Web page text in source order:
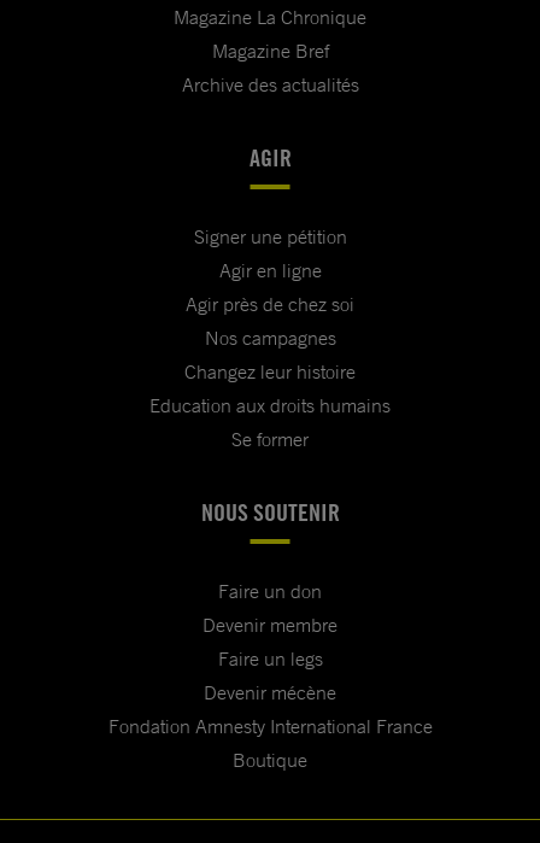
Magazine La Chronique
Magazine Bref
Archive des actualités
AGIR
Signer une pétition
Agir en ligne
Agir près de chez soi
Nos campagnes
Changez leur histoire
Education aux droits humains
Se former
NOUS SOUTENIR
Faire un don
Devenir membre
Faire un legs
Devenir mécène
Fondation Amnesty International France
Boutique